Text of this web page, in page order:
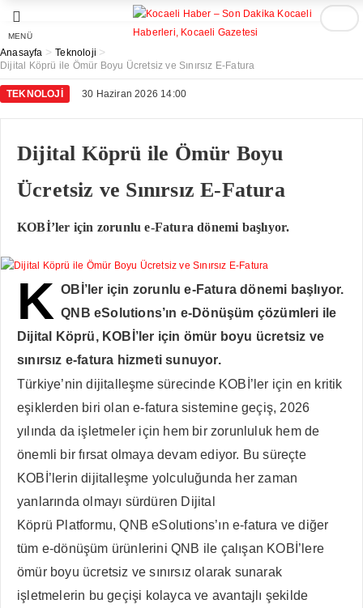
MENÜ
Anasayfa >Teknoloji >
Dijital Köprü ile Ömür Boyu Ücretsiz ve Sınırsız E-Fatura
TEKNOLOJI 30 Haziran 2026 14:00
Dijital Köprü ile Ömür Boyu
Ücretsiz ve Sınırsız E-Fatura
KOBİ’ler için zorunlu e-Fatura dönemi başlıyor.
K OBİ’ler için zorunlu e-Fatura dönemi başlıyor.
QNB eSolutions’ın e-Dönüşüm çözümleri ile
Dijital Köprü, KOBİ’ler için ömür boyu ücretsiz ve
sınırsız e-fatura hizmeti sunuyor.
Türkiye’nin dijitalleşme sürecinde KOBİ’ler için en kritik
eşiklerden biri olan e-fatura sistemine geçiş, 2026
yılında da işletmeler için hem bir zorunluluk hem de
önemli bir fırsat olmaya devam ediyor. Bu süreçte
KOBİ’lerin dijitalleşme yolculuğunda her zaman
yanlarında olmayı sürdüren Dijital
Köprü Platformu, QNB eSolutions’ın e-fatura ve diğer
tüm e-dönüşüm ürünlerini QNB ile çalışan KOBİ’lere
ömür boyu ücretsiz ve sınırsız olarak sunarak
işletmelerin bu geçişi kolayca ve avantajlı şekilde